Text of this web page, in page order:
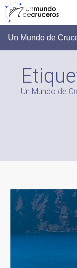
Un Mundo de
Un Mundo de